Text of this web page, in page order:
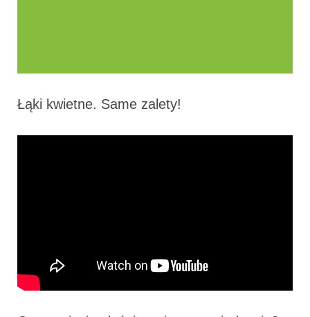
Łąki kwietne. Same zalety!